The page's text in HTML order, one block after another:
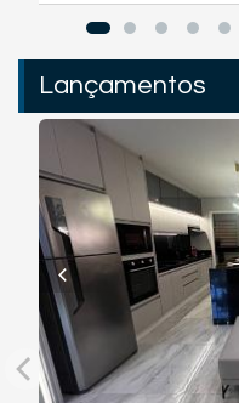
Lançamentos